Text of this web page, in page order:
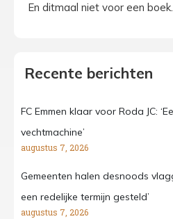
En ditmaal niet voor een boek.
Recente berichten
FC Emmen klaar voor Roda JC:
vechtmachine’
augustus 7, 2026
Gemeenten halen desnoods
een redelijke termijn gesteld’
augustus 7, 2026